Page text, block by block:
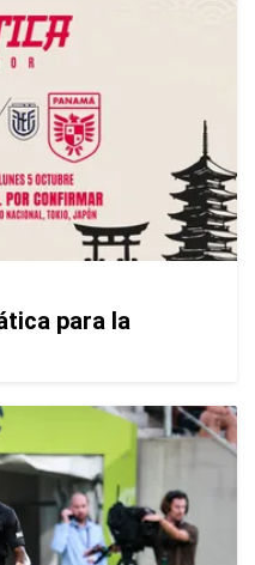
para la